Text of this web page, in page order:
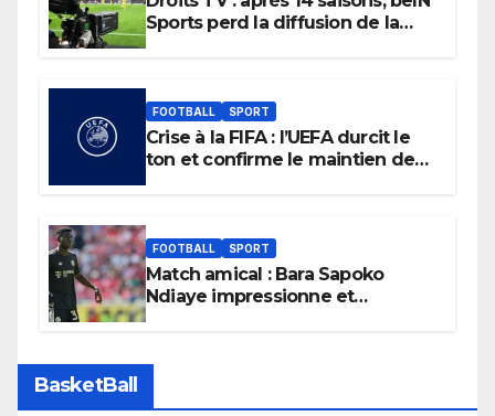
Sports perd la diffusion de la
FOOTBALL SPORT
Crise à la FIFA : l’UEFA durcit le
ton et confirme le maintien de
FOOTBALL SPORT
Match amical : Bara Sapoko
Ndiaye impressionne et
BasketBall